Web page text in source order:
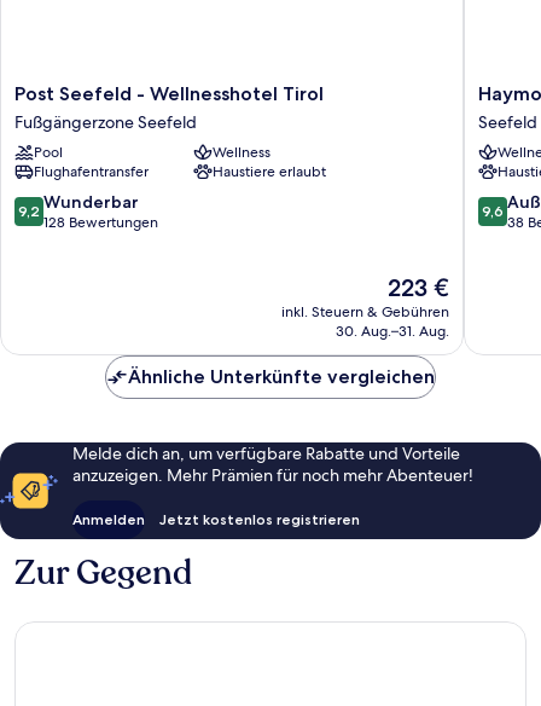
Post
Seefeld
-
Wellnesshotel
Tirol
Fußgängerzone
Seefeld
Post Seefeld - Wellnesshotel Tirol
Fußgängerzone Seefeld
Pool
Wellness
Flughafentransfer
Haustiere erlaubt
9.2
von
9,2 Wunderbar
128 Bewertungen
Der
Preis
beträgt
223 €
inkl. Steuern & Gebühren
30. Aug.–31. Aug.
Haymon
Seefeld
in
Tirol
Seefeld
9.6
von
9,6
38
Ähnliche Unterkünfte vergleichen
Melde dich an, um verfügbare Rabatte und Vorteile
anzuzeigen. Mehr Prämien für noch mehr Abenteuer!
Anmelden Jetzt kostenlos registrieren
Zur Gegend